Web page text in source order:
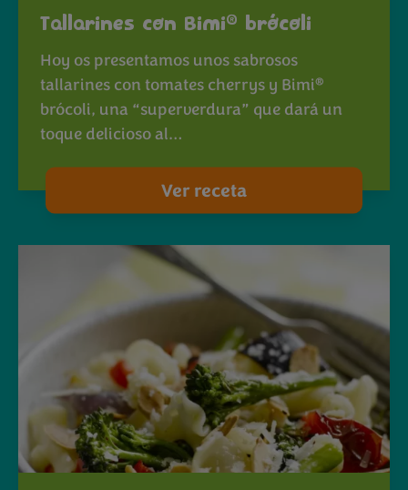
Tallarines con Bimi® brócoli
Hoy os presentamos unos sabrosos
tallarines con tomates cherrys y Bimi®
brócoli, una “superverdura” que dará un
toque delicioso al…
Ver receta